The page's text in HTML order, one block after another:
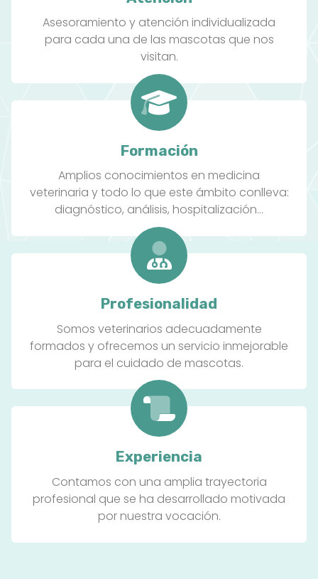
Asesoramiento y atención individualizada
para cada una de las mascotas que nos
visitan.
Formación
Amplios conocimientos en medicina
veterinaria y todo lo que este ámbito conlleva:
diagnóstico, análisis, hospitalización...
Profesionalidad
Somos veterinarios adecuadamente
formados y ofrecemos un servicio inmejorable
para el cuidado de mascotas.
Experiencia
Contamos con una amplia trayectoria
profesional que se ha desarrollado motivada
por nuestra vocación.